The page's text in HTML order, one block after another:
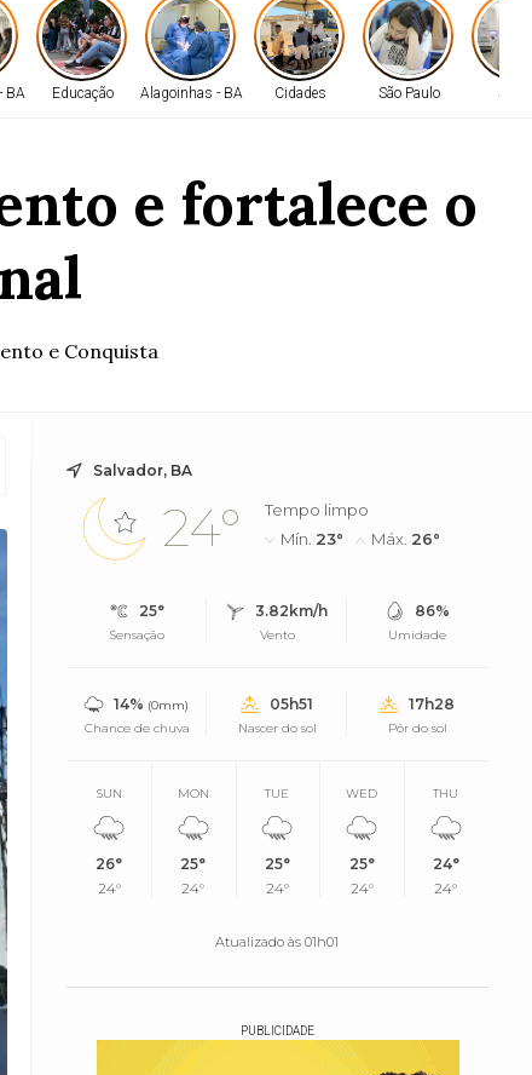
BA Educação Alagoinhas - BA Cidades São Paulo
e fortalece o
e Conquista
Salvador, BA
24°
Tempo limpo
Mín. 23° Máx. 26°
25°
Sensação
3.82km/h
Vento
86%
Umidade
14% (0mm)
Chance de chuva
05h51
Nascer do sol
17h28
Pôr do sol
SUN
26°
24°
MON
25°
24°
TUE
25°
24°
WED
25°
24°
THU
24°
24°
Atualizado às 01h01
PUBLICIDADE